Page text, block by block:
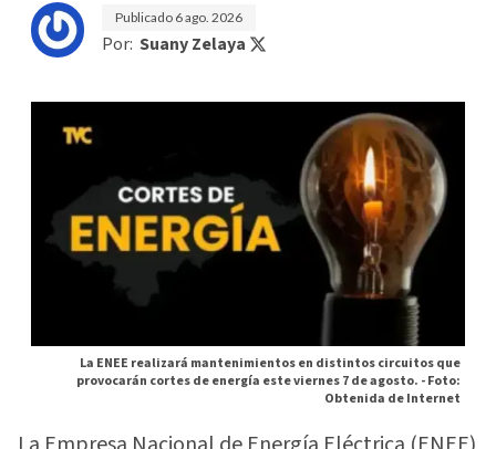
Publicado 6 ago. 2026
Por: Suany Zelaya
La ENEE realizará mantenimientos en distintos circuitos que
provocarán cortes de energía este viernes 7 de agosto. -Foto:
Obtenida de Internet